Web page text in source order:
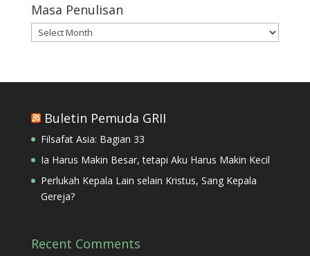
Masa Penulisan
Masa
Penulisan
Buletin Pemuda GRII
Filsafat Asia: Bagian 33
Ia Harus Makin Besar, tetapi Aku Harus Makin Kecil
Perlukah Kepala Lain selain Kristus, Sang Kepala
Gereja?
Recent Comments